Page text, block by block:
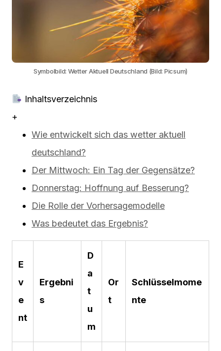
Symbolbild: Wetter Aktuell Deutschland (Bild: Picsum)
Inhaltsverzeichnis
+
Wie entwickelt sich das wetter aktuell
deutschland?
Der Mittwoch: Ein Tag der Gegensätze?
Donnerstag: Hoffnung auf Besserung?
Die Rolle der Vorhersagemodelle
Was bedeutet das Ergebnis?
E
v
e
nt
Ergebni
s
D
a
t
u
m
Or
t
Schlüsselmome
nte